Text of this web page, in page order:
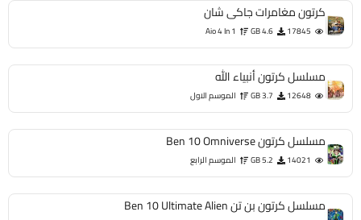
كرتون مغامرات جاكى شان
17845
4.6 GB
Aio 4 In 1
مسلسل كرتون أنبياء الله
12648
3.7 GB الموسم الاول
مسلسل كرتون Ben 10 Omniverse
14021
5.2 GB الموسم الرابع
مسلسل كرتون بن تن Ben 10 Ultimate Alien